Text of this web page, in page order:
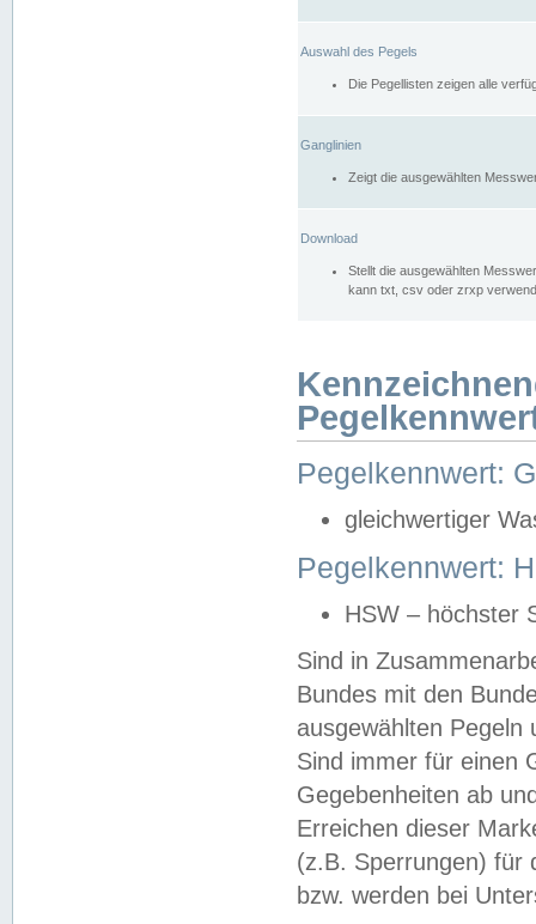
Auswahl des Pegels
Die Pegellisten zeigen alle
Ganglinien
Zeigt die ausgewählten
Download
Stellt die ausgewählten
kann txt, csv oder zrxp
Pegelkennwert:
gleichwertiger
Pegelkennwert:
HSW – höchster
Sind in
Bundes mit den
ausgewählten
Sind immer für einen
Gegebenheiten ab
Erreichen dieser
(z.B. Sperrungen) für
bzw. werden bei